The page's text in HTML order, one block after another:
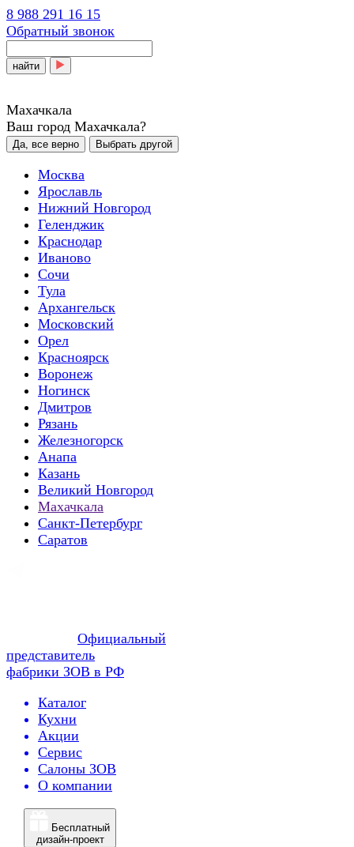
8 988 291 16 15
Обратный звонок
найти
Махачкала
Ваш город Махачкала?
Да, все верно Выбрать другой
Москва
Ярославль
Нижний Новгород
Геленджик
Краснодар
Иваново
Сочи
Тула
Архангельск
Московский
Орел
Красноярск
Воронеж
Ногинск
Дмитров
Рязань
Железногорск
Анапа
Казань
Великий Новгород
Махачкала
Санкт-Петербург
Саратов
Официальный
представитель
фабрики ЗОВ в РФ
Каталог
Кухни
Акции
Сервис
Салоны ЗОВ
О компании
Бесплатный
дизайн-проект